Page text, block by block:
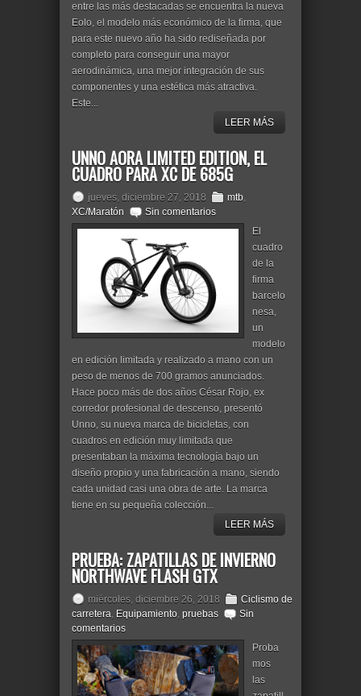
entre las más destacadas se encuentra la nueva
Eolo, el modelo más económico de la firma, que
para este nuevo año ha sido rediseñada por
completo para conseguir una mayor
aerodinámica, una mejor integración de sus
componentes y una estética más atractiva.
Este...
LEER MÁS
UNNO AORA LIMITED EDITION, EL
CUADRO PARA XC DE 685G
jueves, diciembre 27, 2018 mtb,
XC/Maratón
Sin comentarios
El
cuadro
de la
firma
barcelo
nesa,
un
modelo
en edición limitada y realizado a mano con un
peso de menos de 700 gramos anunciados.
Hace poco más de dos años César Rojo, ex
corredor profesional de descenso, presentó
Unno, su nueva marca de bicicletas, con
cuadros en edición muy limitada que
presentaban la máxima tecnología bajo un
diseño propio y una fabricación a mano, siendo
cada unidad casi una obra de arte. La marca
tiene en su pequeña colección...
LEER MÁS
PRUEBA: ZAPATILLAS DE INVIERNO
NORTHWAVE FLASH GTX
miércoles, diciembre 26, 2018
Ciclismo de
carretera, Equipamiento, pruebas
Sin
comentarios
Proba
mos
las